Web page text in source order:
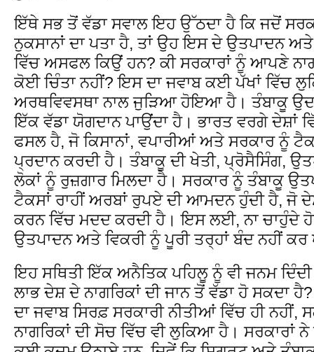
ਇੱਥੇ ਸਭ ਤੋਂ ਵੱਡਾ ਸਵਾਲ ਇਹ ਉੱਠਦਾ ਹੈ ਕਿ ਜਦੋਂ
ਨੁਕਸਾਨਾਂ ਦਾ ਪਤਾ ਹੈ, ਤਾਂ ਉਹ ਇਸ ਦੇ ਉਤਪਾਦਨ
ਵਿੱਚ ਅਸਫਲ ਕਿਉਂ ਹਨ? ਕੀ ਸਰਕਾਰਾਂ ਨੂੰ ਆਪਣੇ
ਕੋਈ ਚਿੰਤਾ ਨਹੀਂ? ਇਸ ਦਾ ਜਵਾਬ ਕਈ ਪੱਖਾਂ ਵਿੱਚ
ਅਰਥਵਿਵਸਥਾ ਨਾਲ ਜੁੜਿਆ ਹੋਇਆ ਹੈ। ਤੰਬਾਕੂ
ਇੱਕ ਵੱਡਾ ਯੋਗਦਾਨ ਪਾਉਂਦਾ ਹੈ। ਭਾਰਤ ਵਰਗੇ ਦੇਸ਼ਾਂ
ਫਸਲ ਹੈ, ਜੋ ਕਿਸਾਨਾਂ, ਵਪਾਰੀਆਂ ਅਤੇ ਸਰਕਾਰ ਨੂੰ
ਪ੍ਰਦਾਨ ਕਰਦੀ ਹੈ। ਤੰਬਾਕੂ ਦੀ ਖੇਤੀ, ਪ੍ਰੋਸੈਸਿੰਗ,
ਲੋਕਾਂ ਨੂੰ ਰੁਜ਼ਗਾਰ ਮਿਲਦਾ ਹੈ। ਸਰਕਾਰ ਨੂੰ ਤੰਬਾਕੂ
ਟੈਕਸਾਂ ਰਾਹੀਂ ਅਰਬਾਂ ਰੁਪਏ ਦੀ ਆਮਦਨ ਹੁੰਦੀ ਹੈ, ਜੋ
ਕਰਨ ਵਿੱਚ ਮਦਦ ਕਰਦੀ ਹੈ। ਇਸ ਲਈ, ਨਾ ਚਾਹੁੰਦੇ
ਉਤਪਾਦਨ ਅਤੇ ਵਿਕਰੀ ਨੂੰ ਪੂਰੀ ਤਰ੍ਹਾਂ ਬੰਦ ਨਹੀਂ
ਇਹ ਸਥਿਤੀ ਇੱਕ ਅਨੈਤਿਕ ਪਹਿਲੂ ਨੂੰ ਵੀ ਜਨਮ ਦਿੰਦੀ
ਲਾਭ ਦੇਸ਼ ਦੇ ਨਾਗਰਿਕਾਂ ਦੀ ਜਾਨ ਤੋਂ ਵੱਡਾ ਹੋ ਸਕਦਾ
ਦਾ ਜਵਾਬ ਸਿਰਫ਼ ਸਰਕਾਰੀ ਨੀਤੀਆਂ ਵਿੱਚ ਹੀ
ਨਾਗਰਿਕਾਂ ਦੀ ਸੋਚ ਵਿੱਚ ਵੀ ਲੁਕਿਆ ਹੈ। ਸਰਕਾਰਾਂ